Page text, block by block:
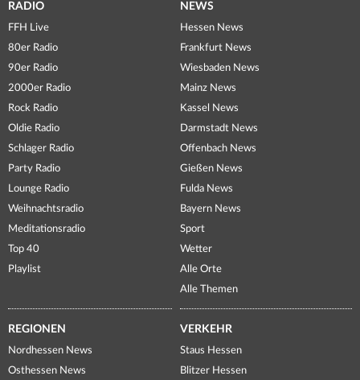
RADIO
FFH Live
80er Radio
90er Radio
2000er Radio
Rock Radio
Oldie Radio
Schlager Radio
Party Radio
Lounge Radio
Weihnachtsradio
Meditationsradio
Top 40
Playlist
NEWS
Hessen News
Frankfurt News
Wiesbaden News
Mainz News
Kassel News
Darmstadt News
Offenbach News
Gießen News
Fulda News
Bayern News
Sport
Wetter
Alle Orte
Alle Themen
REGIONEN
Nordhessen News
Osthessen News
VERKEHR
Staus Hessen
Blitzer Hessen